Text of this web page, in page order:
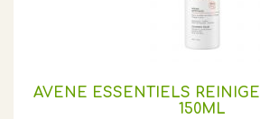
AVENE ESSENTIELS
150ML